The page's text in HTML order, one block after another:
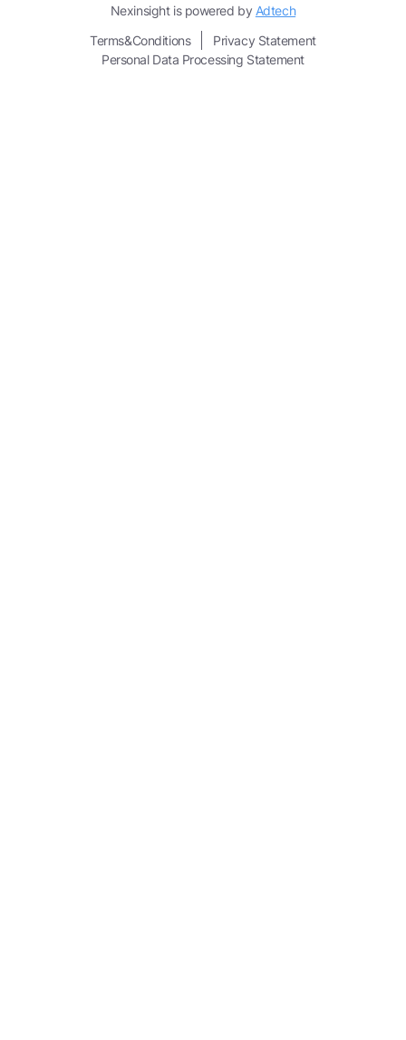
Nexinsight is powered by Adtech
Terms&Conditions
Privacy Statement
Personal Data Processing Statement